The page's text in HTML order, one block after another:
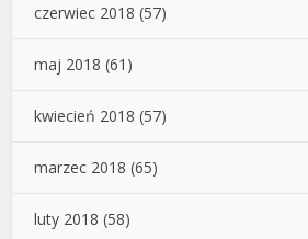
czerwiec 2018 (57)
maj 2018 (61)
kwiecień 2018 (57)
marzec 2018 (65)
luty 2018 (58)